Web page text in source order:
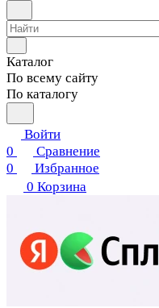
Каталог
По всему сайту
По каталогу
Войти
0
Сравнение
0
Избранное
0 Корзина